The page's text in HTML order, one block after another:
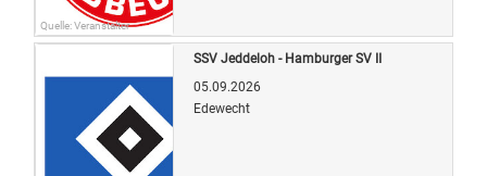
Quelle: Veranstalter
SSV Jeddeloh - Hamburger SV II
05.09.2026
Edewecht